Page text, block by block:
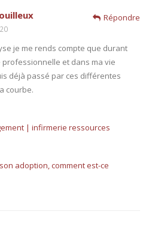
Répondre
je me rends compte que durant
professionnelle et dans ma vie
déjà passé par ces différentes
courbe.
| infirmerie ressources
adoption, comment est-ce